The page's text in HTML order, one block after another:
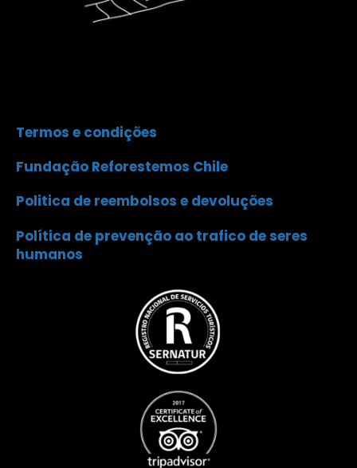
Termos e condições
Fundação Reforestemos Chile
Politica de reembolsos e devoluções
Política de prevenção ao trafico de seres
humanos